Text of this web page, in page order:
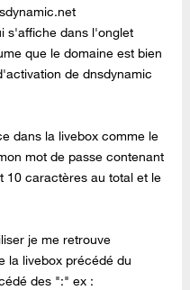
s'affiche dans l'onglet
que le domaine est bien
de dnsdynamic
dans la livebox comme le
mot de passe contenant
10 caractères au total et le
je me retrouve
la livebox précédé du
des ":" ex :